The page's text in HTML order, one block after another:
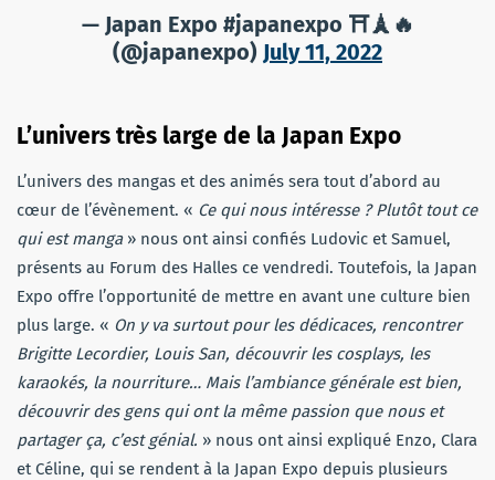
— Japan Expo #japanexpo ⛩🗼🔥
(@japanexpo) July 11, 2022
L’univers très large de la Japan Expo
L’univers des mangas et des animés sera tout d’abord au
cœur de l’évènement. « Ce qui nous intéresse ? Plutôt tout ce
qui est manga» nous ont ainsi confiés Ludovic et Samuel,
présents au Forum des Halles ce vendredi. Toutefois, la Japan
Expo offre l’opportunité de mettre en avant une culture bien
plus large. « On y va surtout pour les dédicaces, rencontrer
Brigitte Lecordier, Louis San, découvrir les cosplays, les
karaokés, la nourriture… Mais l’ambiance générale est bien,
découvrir des gens qui ont la même passion que nous et
partager ça, c’est génial. » nous ont ainsi expliqué Enzo, Clara
et Céline, qui se rendent à la Japan Expo depuis plusieurs